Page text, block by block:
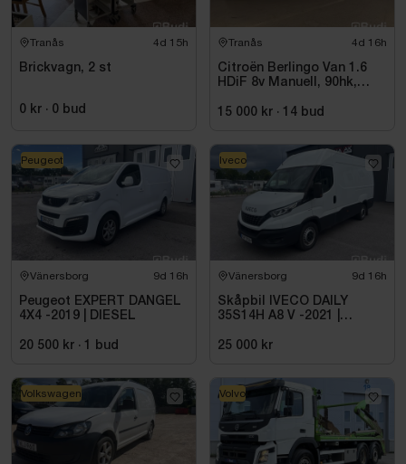
Tranås 4d 15h
Brickvagn, 2 st
0 kr · 0 bud
Tranås 4d 16h
Citroën Berlingo Van 1.6
HDiF 8v Manuell, 90hk,
15 000 kr · 14 bud
Vänersborg 9d 16h
Peugeot EXPERT DANGEL
4X4 -2019 | DIESEL
20 500 kr · 1 bud
Peugeot
Vänersborg 9d 16h
Skåpbil IVECO DAILY
35S14H A8 V -2021 |
25 000 kr
Iveco
Volkswagen Volvo